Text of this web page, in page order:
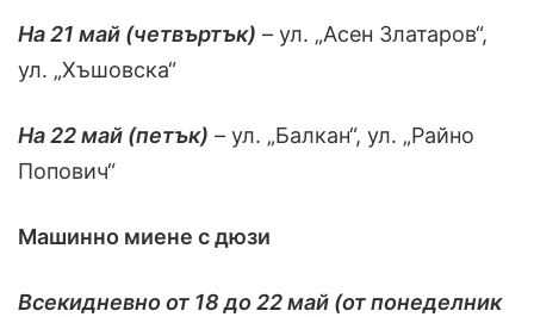
На 21 май (четвъртък) – ул. „Асен Златаров“,
ул. „Хъшовска“
На 22 май (петък) – ул. „Балкан“, ул. „Райно
Попович“
Машинно миене с дюзи
Всекидневно от 18 до 22 май (от понеделник